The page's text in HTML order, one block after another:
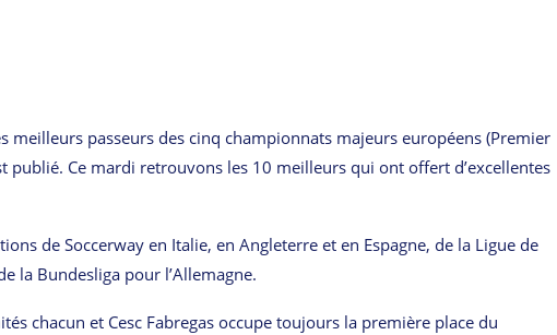
meilleurs passeurs des cinq championnats majeurs européens (Premier
publié. Ce mardi retrouvons les 10 meilleurs qui ont offert d’excellentes
de Soccerway en Italie, en Angleterre et en Espagne, de la Ligue de
la Bundesliga pour l’Allemagne.
chacun et Cesc Fabregas occupe toujours la première place du